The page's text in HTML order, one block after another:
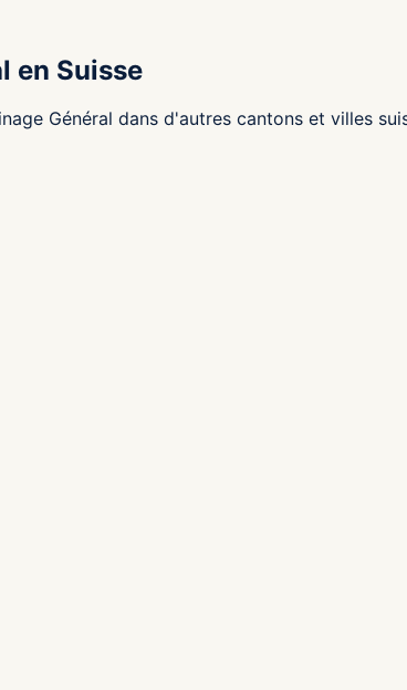
en Suisse
Général dans d'autres cantons et villes